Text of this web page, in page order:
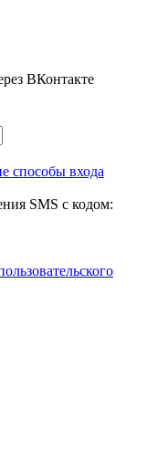
ВКонтакте
способы входа
SMS с кодом: